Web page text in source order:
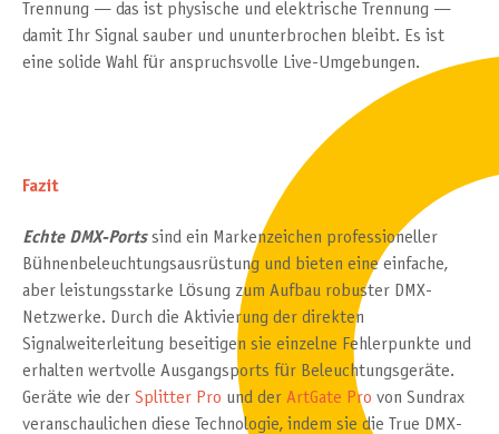
Trennung — das ist physische und elektrische Trennung —
damit Ihr Signal sauber und ununterbrochen bleibt. Es ist
eine solide Wahl für anspruchsvolle Live-Umgebungen.
Fazit
Echte DMX-Portssind ein Markenzeichen professioneller
Bühnenbeleuchtungsausrüstung und bieten eine einfache,
aber leistungsstarke Lösung zum Aufbau robuster DMX-
Netzwerke. Durch die Aktivierung der direkten
Signalweiterleitung beseitigen sie einzelne Fehlerpunkte und
erhalten wertvolle Ausgangsports für Beleuchtungsgeräte.
Geräte wie der Splitter Pro und der ArtGate Pro von Sundrax
veranschaulichen diese Technologie, indem sie die True DMX-